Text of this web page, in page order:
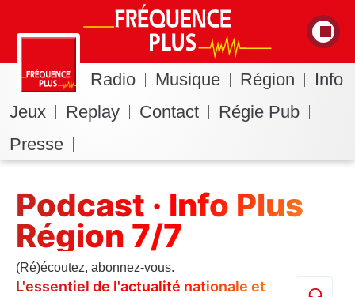
Radio Musique Région
Info
Jeux
Replay Contact
Régie Pub
Presse
Podcast · Info Plus
Région 7/7
(Ré)écoutez, abonnez-vous.
L'essentiel de l'actualité nationale et